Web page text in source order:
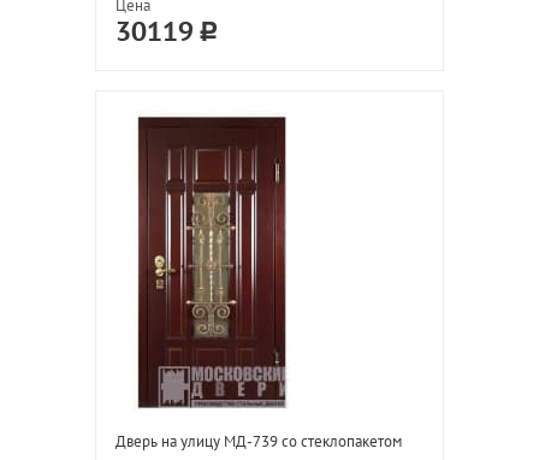
Цена
30119
Дверь на улицу МД-739 со стеклопакетом